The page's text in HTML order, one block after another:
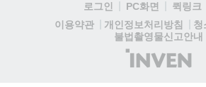
로그인 PC화면 퀵링크
이용약관
개인정보처리방침
청
불법촬영물신고안내
(주)
인